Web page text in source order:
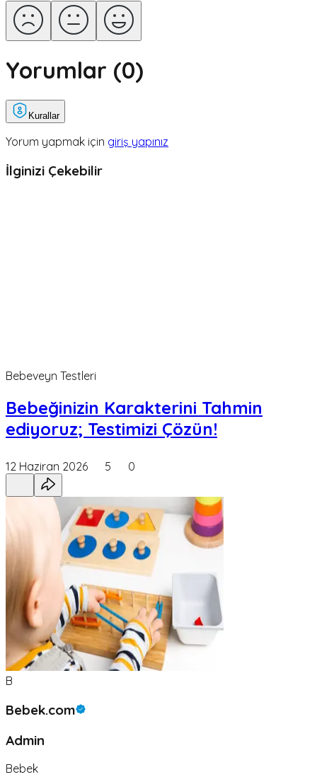
Yorumlar (0)
Kurallar
Yorum yapmak için giriş yapınız
İlginizi Çekebilir
Bebeveyn Testleri
Bebeğinizin Karakterini Tahmin
ediyoruz; Testimizi Çözün!
12 Haziran 2026 5 0
B
Bebek.com
Admin
Bebek